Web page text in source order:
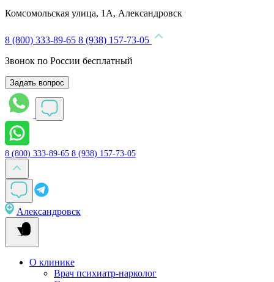
Комсомольская улица, 1А, Александровск
8 (800) 333-89-65 8 (938) 157-73-05
Звонок по России бесплатный
Задать вопрос
8 (800) 333-89-65 8 (938) 157-73-05
Александровск
О клинике
Врач психиатр-нарколог